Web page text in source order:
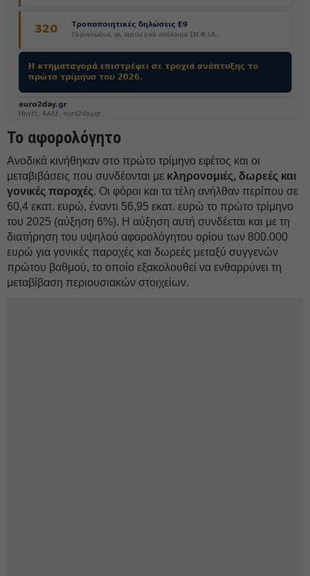
Το αφορολόγητο
Ανοδικά κινήθηκαν στο πρώτο τρίμηνο εφέτος και οι
μεταβιβάσεις που συνδέονται με κληρονομιές, δωρεές και
γονικές παροχές. Οι φόροι και τα τέλη ανήλθαν περίπου σε
60,4 εκατ. ευρώ, έναντι 56,95 εκατ. ευρώ το πρώτο τρίμηνο
του 2025 (αύξηση 6%). Η αύξηση αυτή συνδέεται και με τη
διατήρηση του υψηλού αφορολόγητου ορίου των 800.000
ευρώ για γονικές παροχές και δωρεές μεταξύ συγγενών
πρώτου βαθμού, το οποίο εξακολουθεί να ενθαρρύνει τη
μεταβίβαση περιουσιακών στοιχείων.